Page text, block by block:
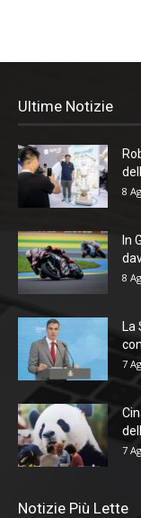
Ultime Notizie
8
In
8
7
7
Notizie Più Lette